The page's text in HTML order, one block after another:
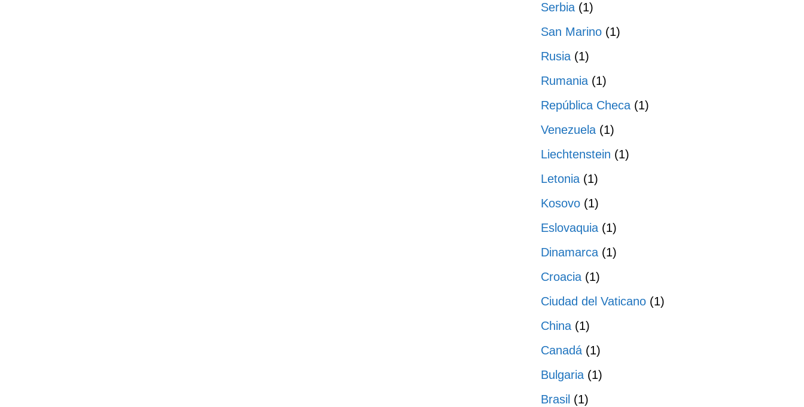
Serbia (1)
San Marino (1)
Rusia (1)
Rumania (1)
República Checa (1)
Venezuela (1)
Liechtenstein (1)
Letonia (1)
Kosovo (1)
Eslovaquia (1)
Dinamarca (1)
Croacia (1)
Ciudad del Vaticano (1)
China (1)
Canadá (1)
Bulgaria (1)
Brasil (1)